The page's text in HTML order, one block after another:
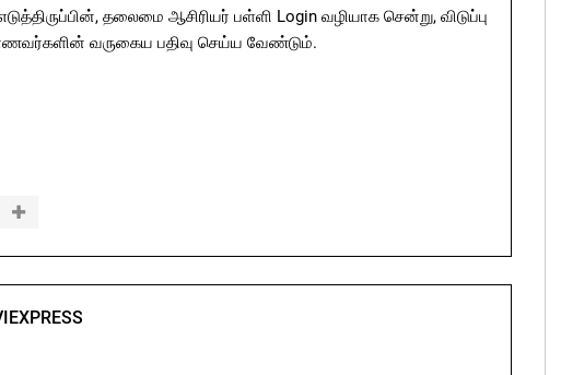
தலைமை ஆசிரியர் பள்ளி Login வழியாக சென்று, விடுப்பு
வருகைய பதிவு செய்ய வேண்டும்.